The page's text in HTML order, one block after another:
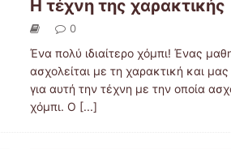
Η τέχνη της χαρακτικής
0
Ένα πολύ ιδιαίτερο χόμπι! Ένας
ασχολείται με τη χαρακτική και
για αυτή την τέχνη με την οποία
χόμπι. Ο [...]